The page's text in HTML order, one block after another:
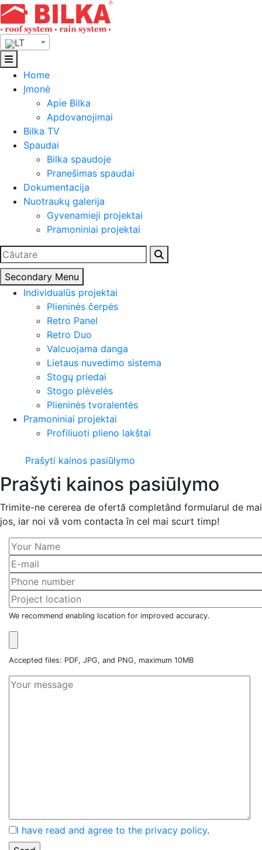
Skip
to
content
LT
Home
Įmonė
Apie Bilka
Apdovanojimai
Bilka TV
Spaudai
Bilka spaudoje
Pranešimas spaudai
Dokumentacija
Nuotraukų galerija
Gyvenamieji projektai
Pramoniniai projektai
Ieškoti:
Secondary Menu
Individualūs projektai
Plieninės čerpės
Retro Panel
Retro Duo
Valcuojama danga
Lietaus nuvedimo sistema
Stogų priedai
Stogo plėvelės
Plieninės tvoralentės
Pramoniniai projektai
Profiliuoti plieno lakštai
Prašyti kainos pasiūlymo
Prašyti kainos pasiūlymo
Trimite-ne cererea de ofertă completând formularul de mai
jos, iar noi vă vom contacta în cel mai scurt timp!
We recommend enabling location for improved accuracy.
Accepted files: PDF, JPG, and PNG, maximum 10MB
I have read and agree to the privacy policy.